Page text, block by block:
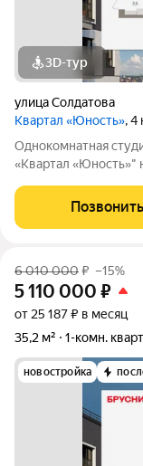
3D-тур
улица Солдатова
Квартал «Юность», 4
Однокомнатная
«Квартал «Юность»"
«Юность».
предчистовая
Позвонить
6 010 000₽ –15%
5 110 000 ₽
от 25 187 ₽ в месяц
35,2 м²
1-комн.
новостройка